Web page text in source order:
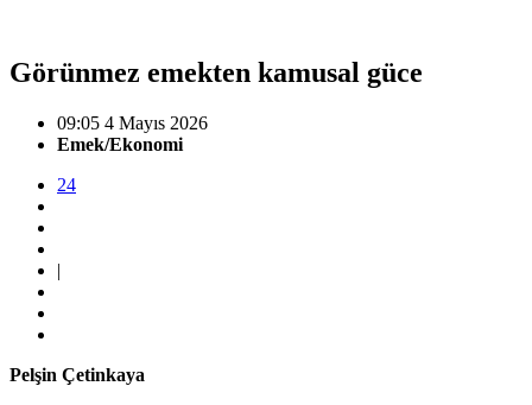
Görünmez emekten kamusal güce
09:05 4 Mayıs 2026
Emek/Ekonomi
24
|
Pelşin Çetinkaya